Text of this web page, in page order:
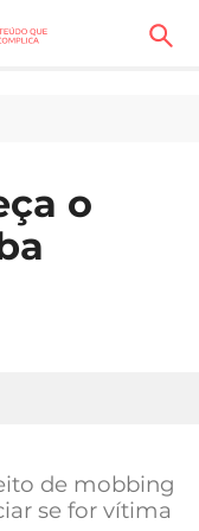
o
de mobbing
se for vítima